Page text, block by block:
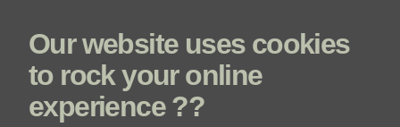
Menu
Our website uses cookies
to rock your online
experience ??